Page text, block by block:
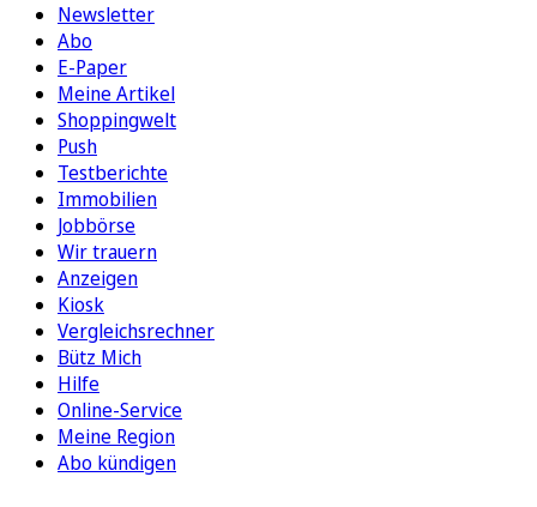
Newsletter
Abo
E-Paper
Meine Artikel
Shoppingwelt
Push
Testberichte
Immobilien
Jobbörse
Wir trauern
Anzeigen
Kiosk
Vergleichsrechner
Bütz Mich
Hilfe
Online-Service
Meine Region
Abo kündigen